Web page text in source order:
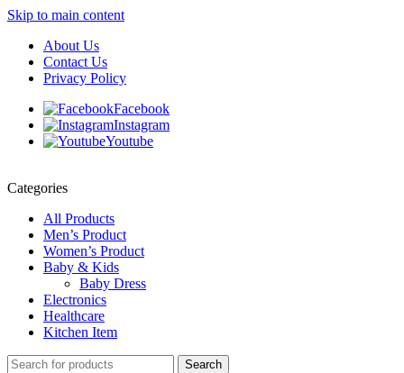
Skip to main content
About Us
Contact Us
Privacy Policy
Facebook
Instagram
Youtube
Categories
All Products
Men’s Product
Women’s Product
Baby & Kids
Baby Dress
Electronics
Healthcare
Kitchen Item
Search